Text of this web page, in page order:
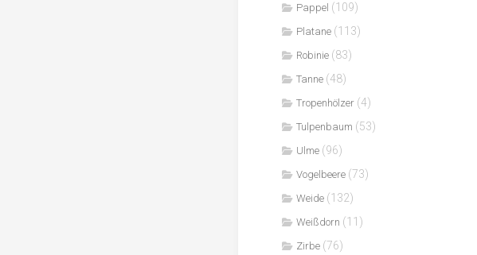
Pappel (109)
Platane (113)
Robinie (83)
Tanne (48)
Tropenhölzer (4)
Tulpenbaum (53)
Ulme (96)
Vogelbeere (73)
Weide (132)
Weißdorn (11)
Zirbe (76)